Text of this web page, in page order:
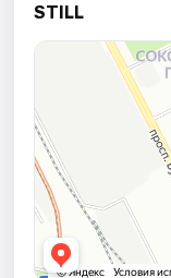
STILL